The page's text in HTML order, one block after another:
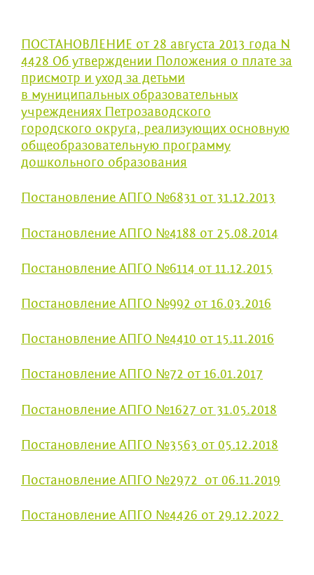
ПОСТАНОВЛЕНИЕ от 28 августа 2013 года N
4428 Об утверждении Положения о плате за
присмотр и уход за детьми
в муниципальных образовательных
учреждениях Петрозаводского
городского округа, реализующих основную
общеобразовательную программу
дошкольного образования
Постановление АПГО №6831 от 31.12.2013
Постановление АПГО №4188 от 25.08.2014
Постановление АПГО №6114 от 11.12.2015
Постановление АПГО №992 от 16.03.2016
Постановление АПГО №4410 от 15.11.2016
Постановление АПГО №72 от 16.01.2017
Постановление АПГО №1627 от 31.05.2018
Постановление АПГО №3563 от 05.12.2018
Постановление АПГО №2972 от 06.11.2019
Постановление АПГО №4426 от 29.12.2022